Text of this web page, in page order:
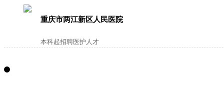
重庆市两江新区人民医院
本科起招聘医护人才